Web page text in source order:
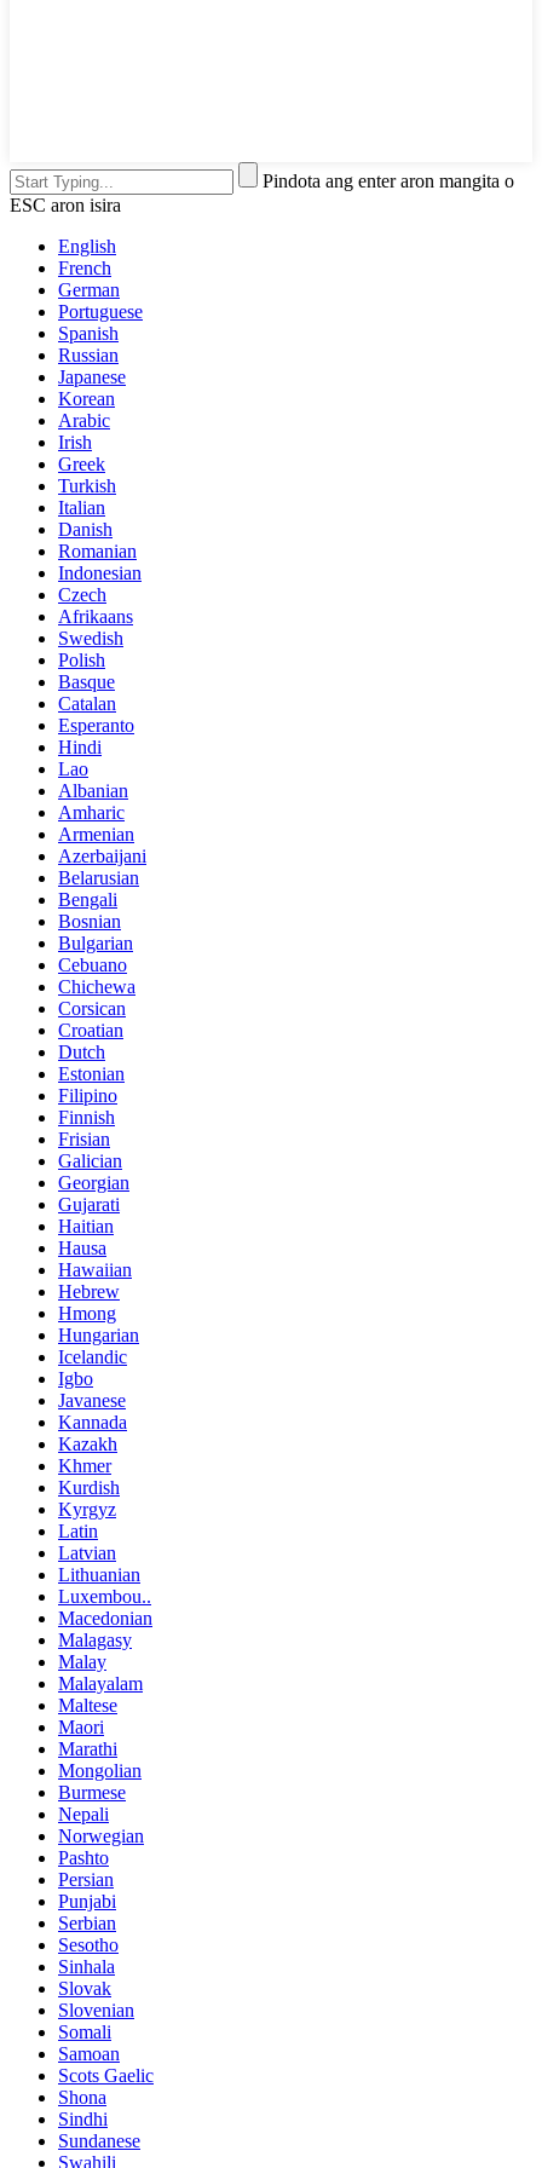
Pindota ang enter aron mangita o
ESC aron isira
English
French
German
Portuguese
Spanish
Russian
Japanese
Korean
Arabic
Irish
Greek
Turkish
Italian
Danish
Romanian
Indonesian
Czech
Afrikaans
Swedish
Polish
Basque
Catalan
Esperanto
Hindi
Lao
Albanian
Amharic
Armenian
Azerbaijani
Belarusian
Bengali
Bosnian
Bulgarian
Cebuano
Chichewa
Corsican
Croatian
Dutch
Estonian
Filipino
Finnish
Frisian
Galician
Georgian
Gujarati
Haitian
Hausa
Hawaiian
Hebrew
Hmong
Hungarian
Icelandic
Igbo
Javanese
Kannada
Kazakh
Khmer
Kurdish
Kyrgyz
Latin
Latvian
Lithuanian
Luxembou..
Macedonian
Malagasy
Malay
Malayalam
Maltese
Maori
Marathi
Mongolian
Burmese
Nepali
Norwegian
Pashto
Persian
Punjabi
Serbian
Sesotho
Sinhala
Slovak
Slovenian
Somali
Samoan
Scots Gaelic
Shona
Sindhi
Sundanese
Swahili